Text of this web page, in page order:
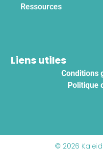
Ressources
Liens utiles
Conditions
Politique
© 2026